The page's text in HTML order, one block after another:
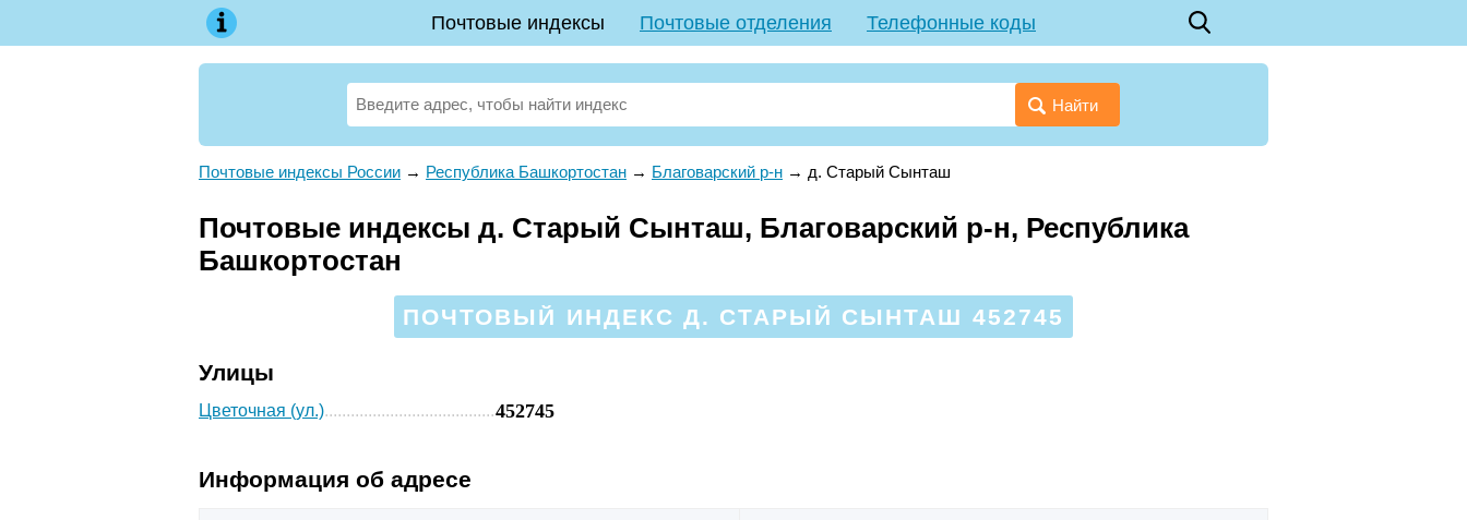
Почтовые индексы Почтовые отделения Телефонные коды
Найти
Почтовые индексы России → Республика Башкортостан → Благоварский р-н → д. Старый Сынташ
Почтовые индексы д. Старый Сынташ, Благоварский р-н, Республика
Башкортостан
ПОЧТОВЫЙ ИНДЕКС Д. СТАРЫЙ СЫНТАШ 452745
Улицы
Цветочная (ул.) 452745
Информация об адресе